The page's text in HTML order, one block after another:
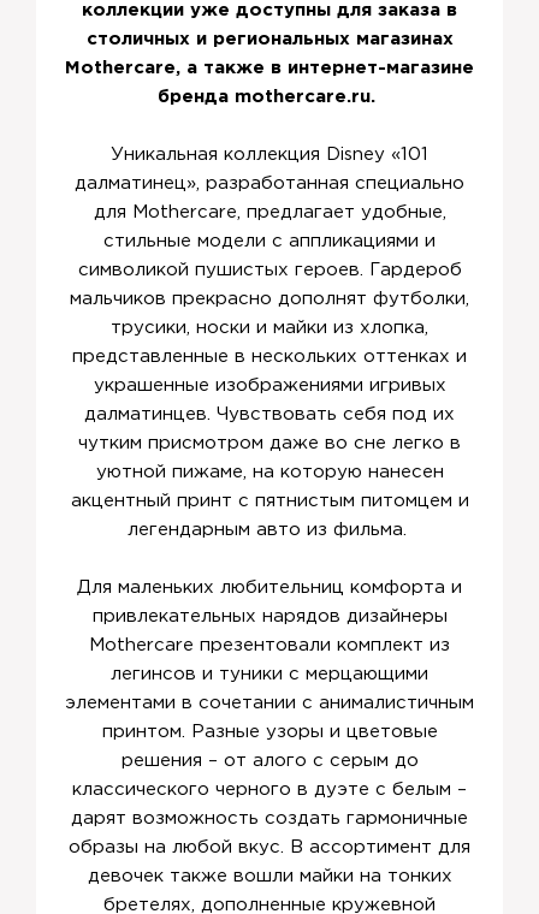
коллекции уже доступны для заказа в
столичных и региональных магазинах
Mothercare, а также в интернет-магазине
бренда mothercare.ru.
Уникальная коллекция Disney «101
далматинец», разработанная специально
для Mothercare, предлагает удобные,
стильные модели с аппликациями и
символикой пушистых героев. Гардероб
мальчиков прекрасно дополнят футболки,
трусики, носки и майки из хлопка,
представленные в нескольких оттенках и
украшенные изображениями игривых
далматинцев. Чувствовать себя под их
чутким присмотром даже во сне легко в
уютной пижаме, на которую нанесен
акцентный принт с пятнистым питомцем и
легендарным авто из фильма.
Для маленьких любительниц комфорта и
привлекательных нарядов дизайнеры
Mothercare презентовали комплект из
легинсов и туники с мерцающими
элементами в сочетании с анималистичным
принтом. Разные узоры и цветовые
решения – от алого с серым до
классического черного в дуэте с белым –
дарят возможность создать гармоничные
образы на любой вкус. В ассортимент для
девочек также вошли майки на тонких
бретелях, дополненные кружевной